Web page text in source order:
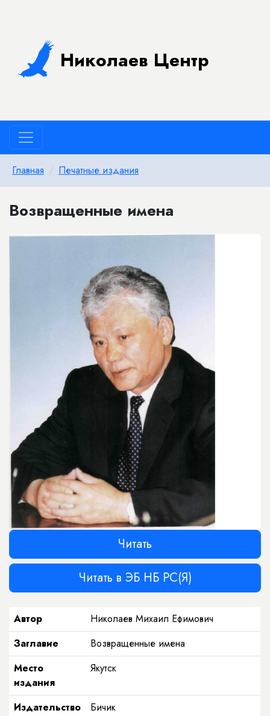
Николаев Центр
Главная Печатные издания
Возвращенные имена
Читать
Читать в ЭБ НБ РС(Я)
Автор
Николаев Михаил Ефимович
Заглавие
Возвращенные имена
Место
издания
Якутск
Издательство
Бичик